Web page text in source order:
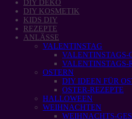
DIY DEKO
DIY KOSMETIK
KIDS DIY
REZEPTE
ANLÄSSE
VALENTINSTAG
VALENTINSTAGS-
VALENTINSTAGS-
OSTERN
DIY IDEEN FÜR
OSTER-REZEPTE
HALLOWEEN
WEIHNACHTEN
WEIHNACHTS-